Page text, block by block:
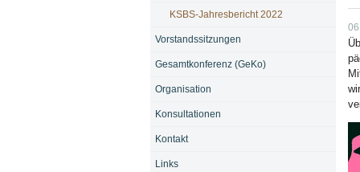
KSBS-Jahresbericht 2022
Vorstandssitzungen
Gesamtkonferenz (GeKo)
Organisation
Konsultationen
Kontakt
Links